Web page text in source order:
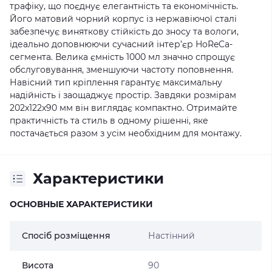
трафіку, що поєднує елегантність та економічність.
Його матовий чорний корпус із нержавіючої сталі
забезпечує виняткову стійкість до зносу та вологи,
ідеально доповнюючи сучасний інтер’єр HoReCa-
сегмента. Велика ємність 1000 мл значно спрощує
обслуговування, зменшуючи частоту поповнення.
Навісний тип кріплення гарантує максимальну
надійність і заощаджує простір. Завдяки розмірам
202х122х90 мм він виглядає компактно. Отримайте
практичність та стиль в одному рішенні, яке
постачається разом з усім необхідним для монтажу.
Характеристики
ОСНОВНЫЕ ХАРАКТЕРИСТИКИ
Спосіб розміщення Настінний
Висота 90